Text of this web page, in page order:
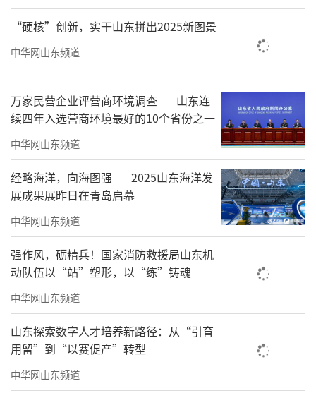
但能夜观泰山的文化之美，还能仰望满天繁
星，感受泰山的自然之美，给予了较高评价，
山，春节期间，该项目也将正常为游客服务，
使游客更好地感悟泰山自然和文化的魅力。
（来源：闪电新闻 记者/王迅 实习记者/金
富美玉）
责任编辑：窦静
“硬核”创新，实干山东拼出2025新图景
中华网山东频道
万家民营企业评营商环境调查——山东连
续四年入选营商环境最好的10个省份之一
中华网山东频道
经略海洋，向海图强——2025山东海洋发
展成果展昨日在青岛启幕
中华网山东频道
强作风，砺精兵！国家消防救援局山东机
动队伍以“站”塑形，以“练”铸魂
中华网山东频道
山东探索数字人才培养新路径：从“引育
用留”到“以赛促产”转型
中华网山东频道